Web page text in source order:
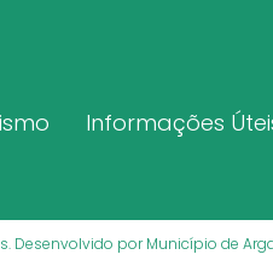
Informações
Desenvolvido por Município de